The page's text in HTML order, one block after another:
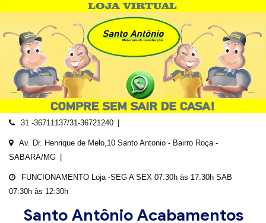
content
31 -36711137/31-36721240
Av. Dr. Henrique de Melo,10 Santo Antonio - Bairro Roça -
SABARA/MG
FUNCIONAMENTO Loja -SEG A SEX 07:30h às 17:30h SAB
07:30h às 12:30h
Santo Antônio Acabamentos